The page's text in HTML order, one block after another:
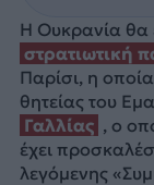
Η Ουκρανία θα
στρατιωτική
Παρίσι, η
θητείας του
Γαλλίας , ο
έχει
λεγόμενης